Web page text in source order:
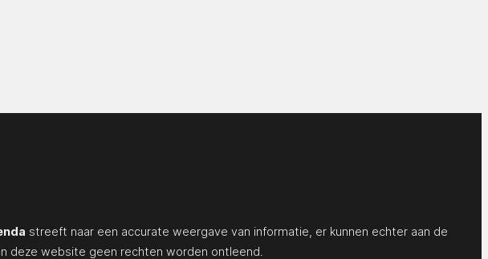
streeft naar een accurate weergave van informatie, er kunnen echter aan de
deze website geen rechten worden ontleend.